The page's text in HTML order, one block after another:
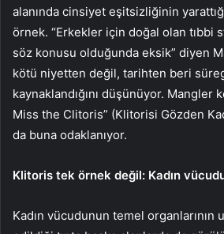
alanında cinsiyet eşitsizliğinin
örnek. “Erkekler için doğal olan tıbbi
söz konusu olduğunda eksik” diyen
kötü niyetten değil, tarihten beri
kaynaklandığını düşünüyor. Mangler
Miss the Clitoris” (Klitorisi Gözden
da buna odaklanıyor.
Klitoris tek örnek değil: Kadın
Kadın vücudunun temel organlarının